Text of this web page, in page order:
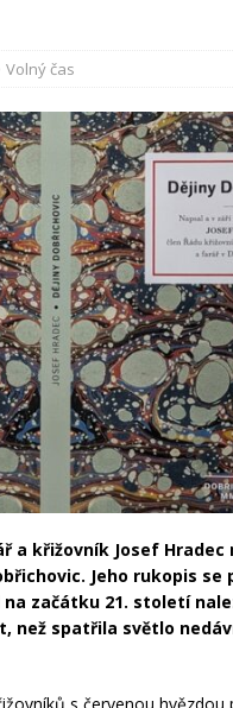
Volný čas
a křižovník Josef
Jeho rukopis se
začátku 21. století
než spatřila světlo